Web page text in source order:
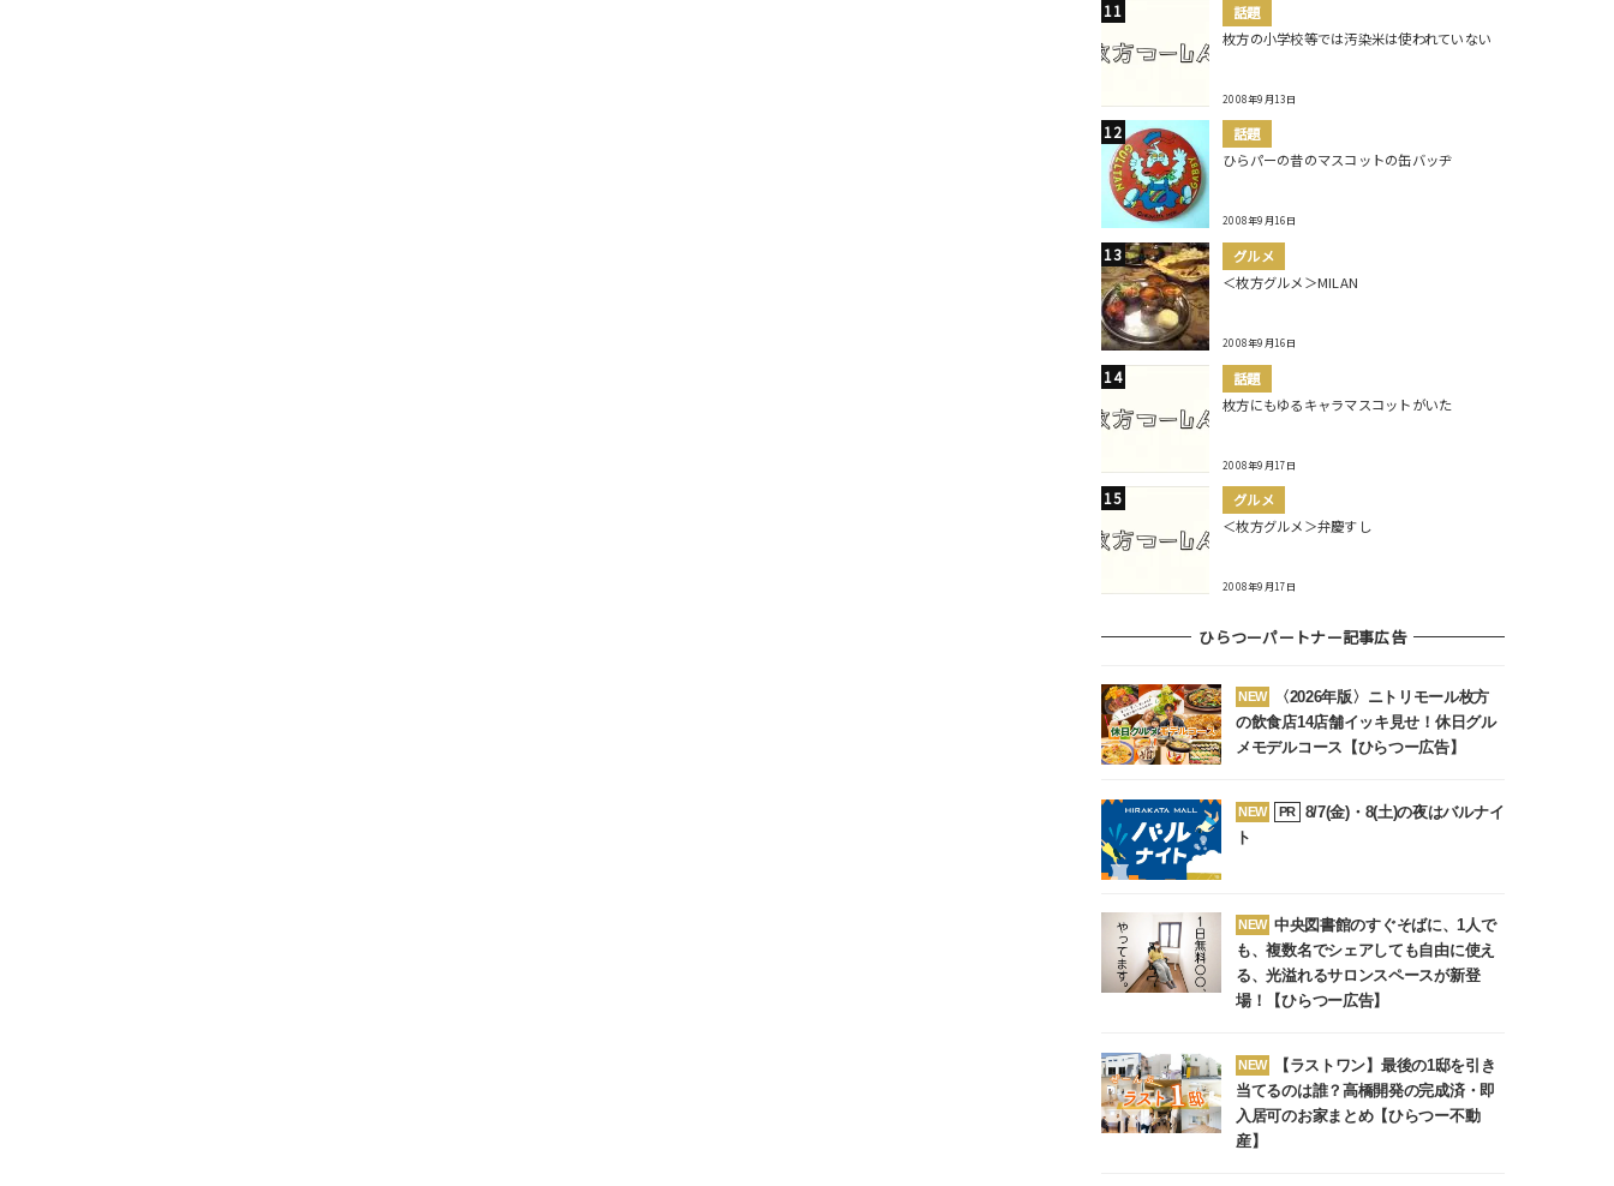
話題
枚方の小学校等では汚染米は使われていない
2008年9月13日
話題
ひらパーの昔のマスコットの缶バッヂ
2008年9月16日
グルメ
＜枚方グルメ＞MILAN
2008年9月16日
話題
枚方にもゆるキャラマスコットがいた
2008年9月17日
グルメ
＜枚方グルメ＞弁慶すし
2008年9月17日
ひらつーパートナー記事広告
NEW
〈2026年版〉ニトリモール枚方
の飲食店14店舗イッキ見せ！休日グル
メモデルコース【ひらつー広告】
NEW PR
8/7(金)・8(土)の夜はバルナイ
ト
NEW 中央図書館のすぐそばに、1人で
も、複数名でシェアしても自由に使え
る、光溢れるサロンスペースが新登
場！【ひらつー広告】
NEW
【ラストワン】最後の1邸を引き
当てるのは誰？高橋開発の完成済・即
入居可のお家まとめ【ひらつー不動
産】